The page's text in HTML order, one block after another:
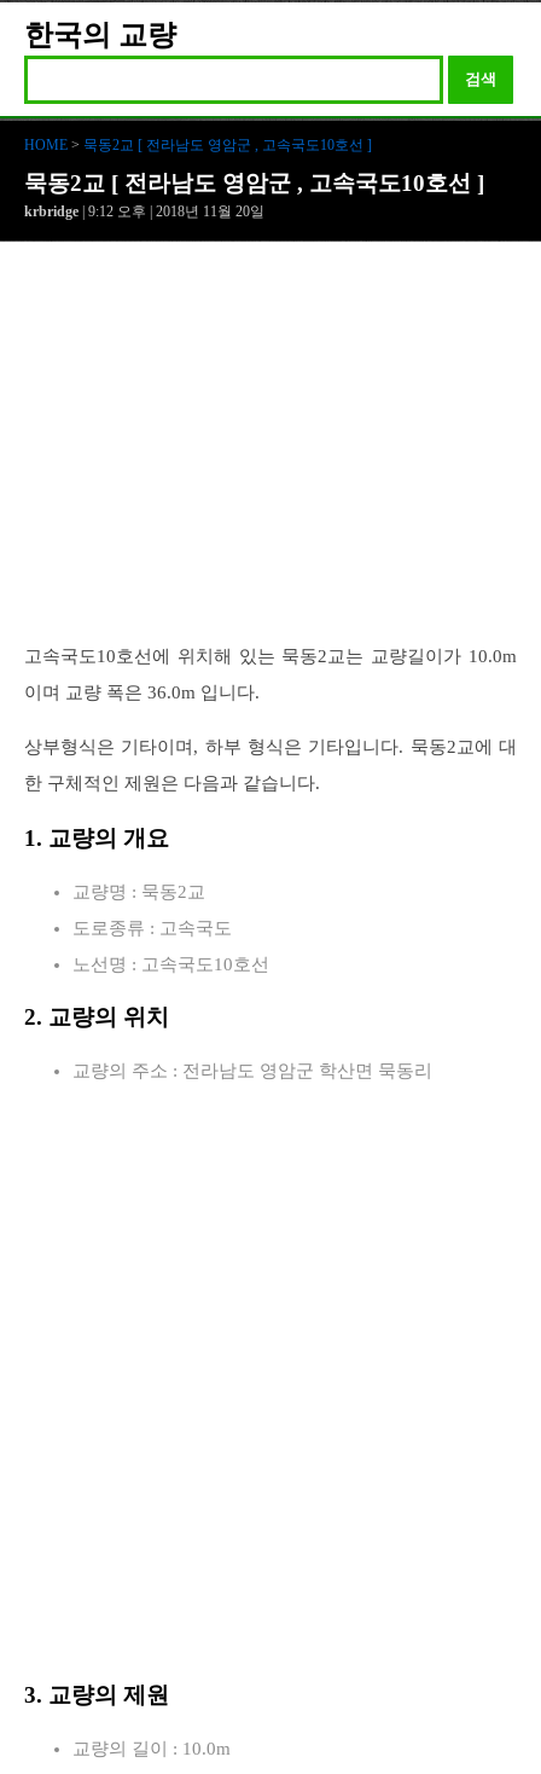
한국의 교량
검색
HOME > 묵동2교 [ 전라남도 영암군 , 고속국도10호선 ]
묵동2교 [ 전라남도 영암군 , 고속국도10호선 ]
krbridge | 9:12 오후 | 2018년 11월 20일
고속국도10호선에 위치해 있는 묵동2교는 교량길이가 10.0m
이며 교량 폭은 36.0m 입니다.
상부형식은 기타이며, 하부 형식은 기타입니다. 묵동2교에 대
한 구체적인 제원은 다음과 같습니다.
1. 교량의 개요
교량명 : 묵동2교
도로종류 : 고속국도
노선명 : 고속국도10호선
2. 교량의 위치
교량의 주소 : 전라남도 영암군 학산면 묵동리
3. 교량의 제원
교량의 길이 : 10.0m